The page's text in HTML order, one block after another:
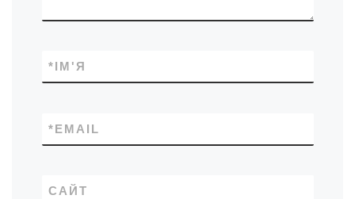
ІМ'Я
*
EMAIL
*
САЙТ